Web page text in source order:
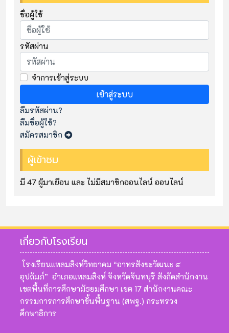
ชื่อผู้ใช้
รหัสผ่าน
จำการเข้าสู่ระบบ
เข้าสู่ระบบ
ลืมรหัสผ่าน?
ลืมชื่อผู้ใช้?
สมัครสมาชิก
ผู้เข้าชม
มี 47 ผู้มาเยือน และ ไม่มีสมาชิกออนไลน์ ออนไลน์
เกี่ยวกับโรงเรียน
โรงเรียนแหลมสิงห์วิทยาคม “อาทรสังขะวัฒนะ ๔
อุปถัมภ์” อำเภอแหลมสิงห์ จังหวัดจันทบุรี สังกัดสำนักงาน
เขตพื้นที่การศึกษามัธยมศึกษา เขต 17 สำนักงานคณะ
กรรมการการศึกษาขั้นพื้นฐาน (สพฐ.) กระทรวง
ศึกษาธิการ